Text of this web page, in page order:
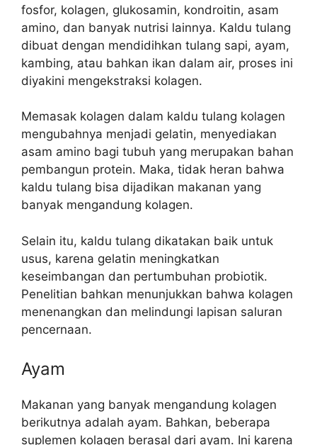
fosfor, kolagen, glukosamin, kondroitin, asam
amino, dan banyak nutrisi lainnya. Kaldu tulang
dibuat dengan mendidihkan tulang sapi, ayam,
kambing, atau bahkan ikan dalam air, proses ini
diyakini mengekstraksi kolagen.
Memasak kolagen dalam kaldu tulang kolagen
mengubahnya menjadi gelatin, menyediakan
asam amino bagi tubuh yang merupakan bahan
pembangun protein. Maka, tidak heran bahwa
kaldu tulang bisa dijadikan makanan yang
banyak mengandung kolagen.
Selain itu, kaldu tulang dikatakan baik untuk
usus, karena gelatin meningkatkan
keseimbangan dan pertumbuhan probiotik.
Penelitian bahkan menunjukkan bahwa kolagen
menenangkan dan melindungi lapisan saluran
pencernaan.
Ayam
Makanan yang banyak mengandung kolagen
berikutnya adalah ayam. Bahkan, beberapa
suplemen kolagen berasal dari ayam. Ini karena